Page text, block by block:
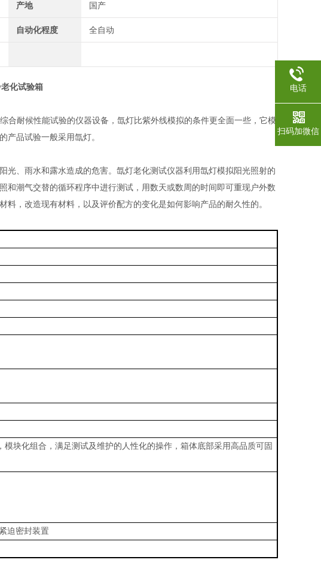
产地 国产
自动化程度 全自动
化试验箱
合耐候性能试验的仪器设备，氙灯比紫外线模拟的条件更全面一些，它模
产品试验一般采用氙灯。
、雨水和露水造成的危害。氙灯老化测试仪器利用氙灯模拟阳光照射的
潮气交替的循环程序中进行测试，用数天或数周的时间即可重现户外数
，改造现有材料，以及评价配方的变化是如何影响产品的耐久性的。
块化组合，满足测试及维护的人性化的操作，箱体底部采用高品质可固
迫密封装置
电话
扫码加微信